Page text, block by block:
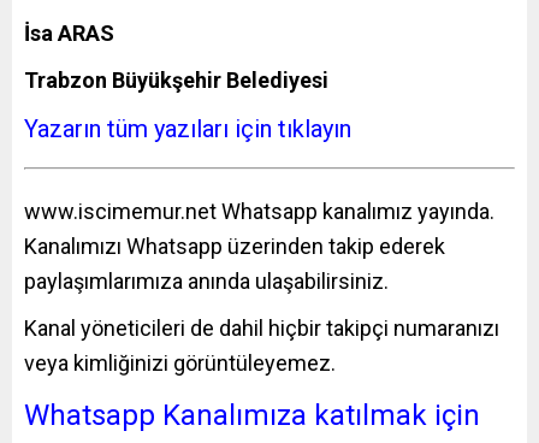
İsa ARAS
Trabzon Büyükşehir Belediyesi
Yazarın tüm yazıları için tıklayın
www.iscimemur.netWhatsapp kanalımız yayında.
Kanalımızı Whatsapp üzerinden takip ederek
paylaşımlarımıza anında ulaşabilirsiniz.
Kanal yöneticileri de dahil hiçbir takipçi numaranızı
veya kimliğinizi görüntüleyemez.
Whatsapp Kanalımıza katılmak için